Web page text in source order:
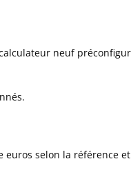
neuf
euros selon la référence et